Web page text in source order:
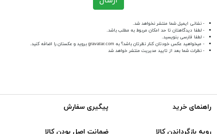
- نشانی ایمیل شما منتشر نخواهد شد.
- لطفا دیدگاهتان تا حد امکان مربوط به مطلب باشد.
- لطفا فارسی بنویسید.
- میخواهید عکس خودتان کنار نظرتان باشد؟ به gravatar.com بروید و عکستان را اضافه کنید.
- نظرات شما بعد از تایید مدیریت منتشر خواهد شد
راهنمای خرید پیگیری سفارش
رویه بازگرداندن کالا ضمانت اصل بودن کالا